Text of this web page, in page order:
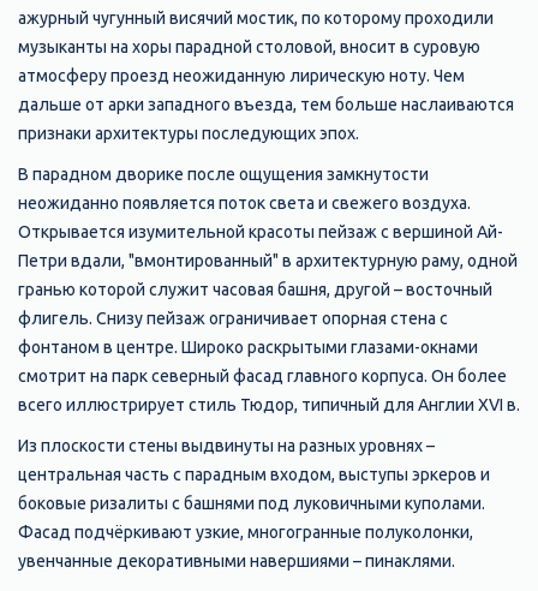
ажурный чугунный висячий мостик, по которому проходили
музыканты на хоры парадной столовой, вносит в суровую
атмосферу проезд неожиданную лирическую ноту. Чем
дальше от арки западного въезда, тем больше наслаиваются
признаки архитектуры последующих эпох.
В парадном дворике после ощущения замкнутости
неожиданно появляется поток света и свежего воздуха.
Открывается изумительной красоты пейзаж с вершиной Ай-
Петри вдали, "вмонтированный" в архитектурную раму, одной
гранью которой служит часовая башня, другой – восточный
флигель. Снизу пейзаж ограничивает опорная стена с
фонтаном в центре. Широко раскрытыми глазами-окнами
смотрит на парк северный фасад главного корпуса. Он более
всего иллюстрирует стиль Тюдор, типичный для Англии XVI в.
Из плоскости стены выдвинуты на разных уровнях –
центральная часть с парадным входом, выступы эркеров и
боковые ризалиты с башнями под луковичными куполами.
Фасад подчёркивают узкие, многогранные полуколонки,
увенчанные декоративными навершиями – пинаклями.